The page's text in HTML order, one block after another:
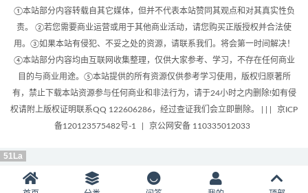
①本站部分内容转载自其它媒体，但并不代表本站赞同其观点和对其真实性负
责。 ②若您需要商业运营或用于其他商业活动，请您购买正版授权并合法使
用。③如果本站有侵犯、不妥之处的资源，请联系我们。将会第一时间解决！
④本站部分内容均由互联网收集整理，仅供大家参考、学习，不存在任何商业
目的与商业用途。⑤本站提供的所有资源仅供参考学习使用，版权归原著所
有，禁止下载本站资源参与任何商业和非法行为，请于24小时之内删除!如有侵
权请附上版权证明联系QQ 122606286，经过查证我们会立即删除。 | |
京ICP
备120123575482号-1
京公网安备 110335012033
51La